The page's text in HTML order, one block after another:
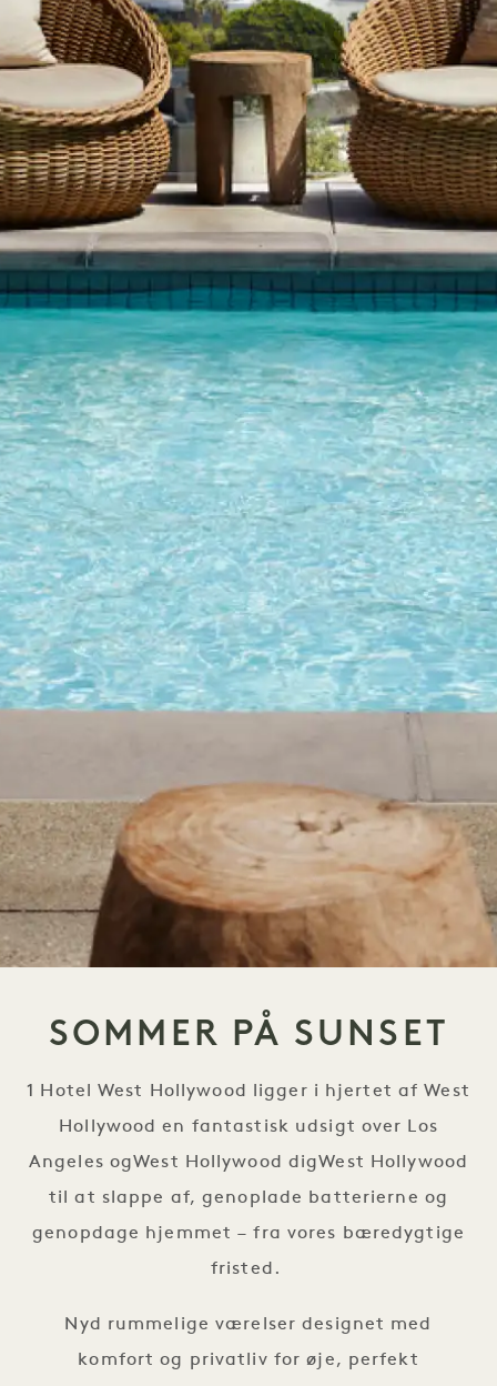
SOMMER PÅ SUNSET
1 Hotel West Hollywood ligger i hjertet af West
Hollywood en fantastisk udsigt over Los
Angeles ogWest Hollywood digWest Hollywood
til at slappe af, genoplade batterierne og
genopdage hjemmet – fra vores bæredygtige
fristed.
Nyd rummelige værelser designet med
komfort og privatliv for øje, perfekt